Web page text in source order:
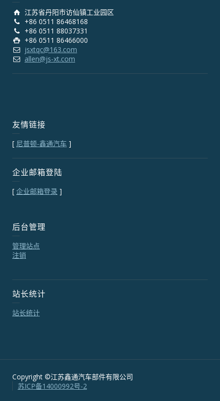
江苏省丹阳市访仙镇工业园区
+86 0511 86468168
+86 0511 88037331
+86 0511 86466000
jsxtqc@163.com
allen@js-xt.com
友情链接
[ 尼普顿-鑫通汽车 ]
企业邮箱登陆
[ 企业邮箱登录 ]
后台管理
管理站点
注销
站长统计
站长统计
Copyright ©江苏鑫通汽车部件有限公司
苏ICP备14000992号-2